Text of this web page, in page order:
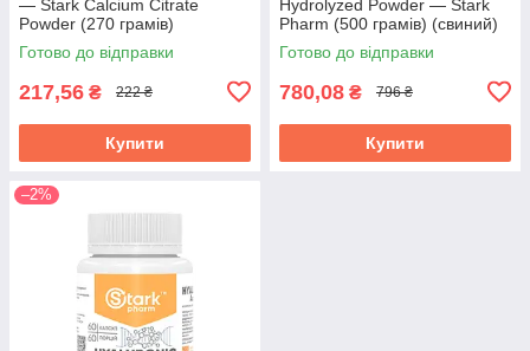
— Stark Calcium Citrate
Powder (270 грамів)
Готово до відправки
217,56 ₴ 222 ₴
Купити
Hydrolyzed Powder — Stark
Pharm (500 грамів) (свиний)
Готово до відправки
780,08 ₴ 796 ₴
Купити
–2%